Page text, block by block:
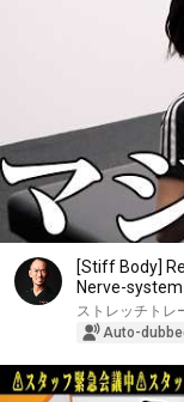
[Stiff Body]
Nerve-system
ストレッチトレ
Auto-